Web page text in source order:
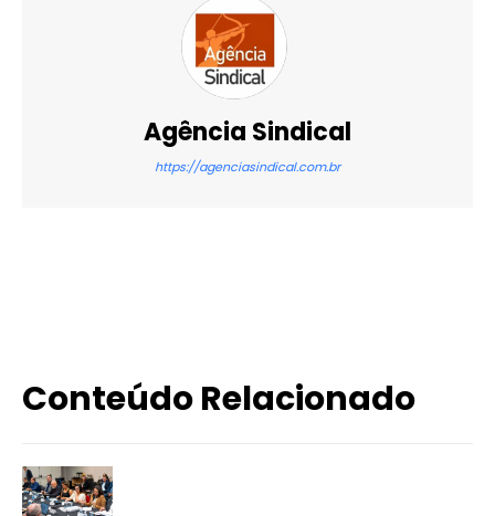
Agência Sindical
https://agenciasindical.com.br
Conteúdo Relacionado